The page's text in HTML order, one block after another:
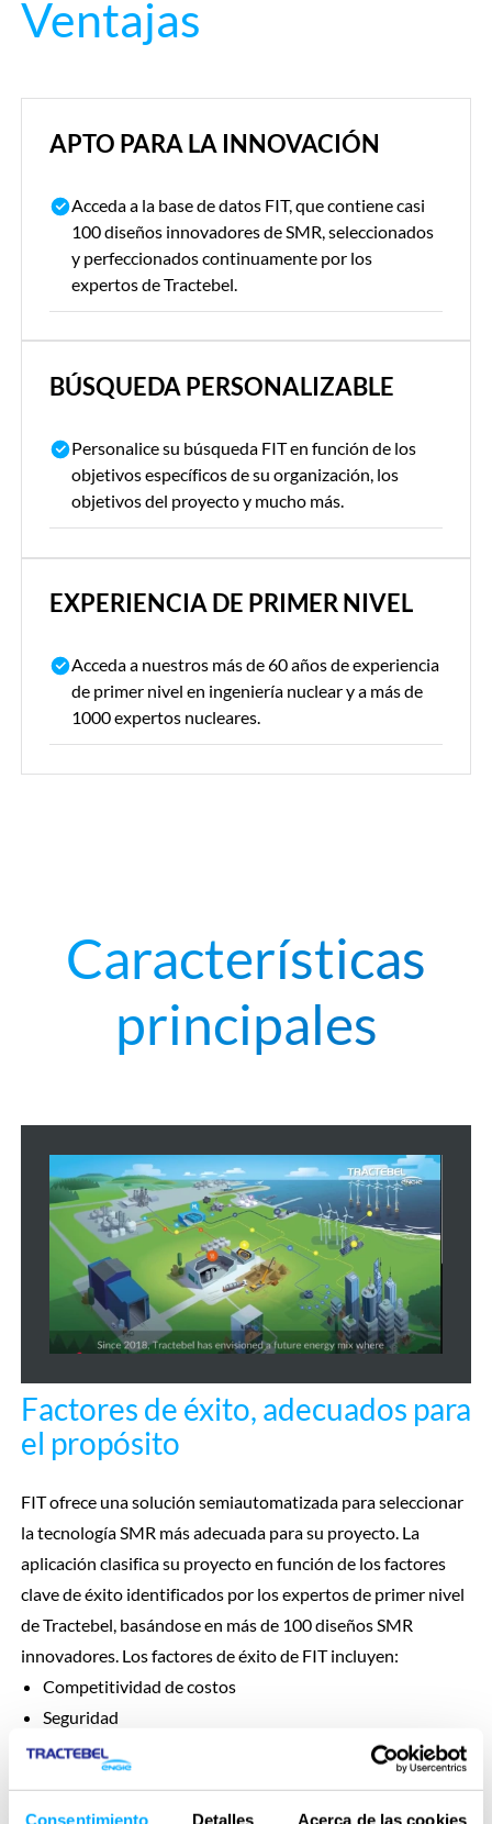
Consentimiento Detalles Acerca de las cookies
Ventajas
APTO PARA LA INNOVACIÓN
Acceda a la base de datos FIT, que contiene casi
100 diseños innovadores de SMR, seleccionados
y perfeccionados continuamente por los
expertos de Tractebel.
BÚSQUEDA PERSONALIZABLE
Personalice su búsqueda FIT en función de los
objetivos específicos de su organización, los
objetivos del proyecto y mucho más.
EXPERIENCIA DE PRIMER NIVEL
Acceda a nuestros más de 60 años de experiencia
de primer nivel en ingeniería nuclear y a más de
1000 expertos nucleares.
Características
principales
Factores de éxito, adecuados para
el propósito
FIT ofrece una solución semiautomatizada para seleccionar
la tecnología SMR más adecuada para su proyecto. La
aplicación clasifica su proyecto en función de los factores
clave de éxito identificados por los expertos de primer nivel
de Tractebel, basándose en más de 100 diseños SMR
innovadores. Los factores de éxito de FIT incluyen:
Competitividad de costos
Seguridad
Sostenibilidad
Certeza de entrega
Tiempo de comercialización